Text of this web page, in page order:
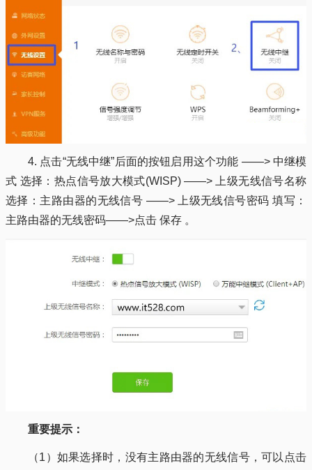
4. 点击“无线中继”后面的按钮启用这个功能 ——> 中继模
式 选择：热点信号放大模式(WISP) ——> 上级无线信号名称
选择：主路由器的无线信号 ——> 上级无线信号密码 填写：
主路由器的无线密码——>点击 保存 。
重要提示：
（1）如果选择时，没有主路由器的无线信号，可以点击